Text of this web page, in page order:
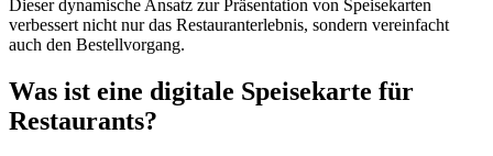
Dieser dynamische Ansatz zur Präsentation von Speisekarten
verbessert nicht nur das Restauranterlebnis, sondern vereinfacht
auch den Bestellvorgang.
Was ist eine digitale Speisekarte für
Restaurants?